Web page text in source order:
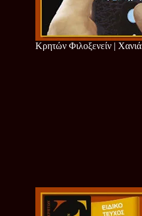
Κρητών Φιλοξενείν | Χανιά